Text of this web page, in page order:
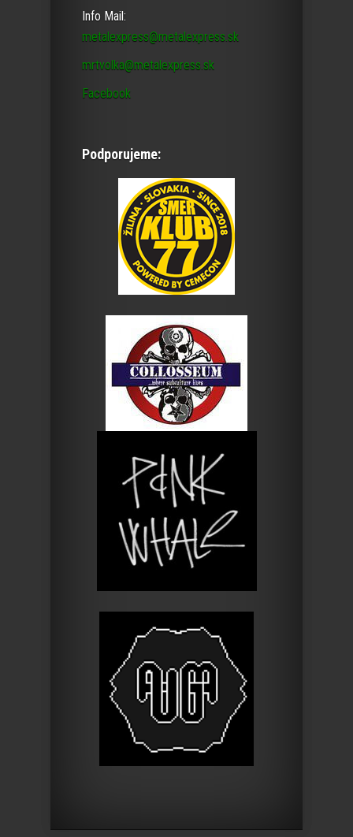
Info Mail:
metalexpress@metalexpress.sk
mrtvolka@metalexpress.sk
Facebook
Podporujeme: